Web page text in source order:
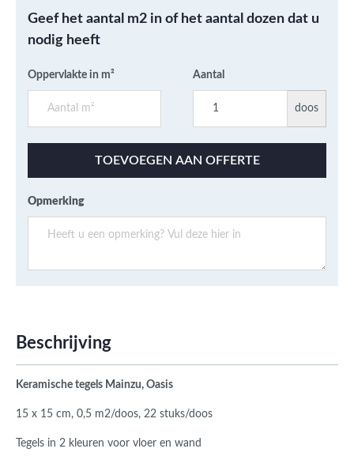
Geef het aantal m2 in of het aantal dozen dat u
nodig heeft
Oppervlakte in m² Aantal
doos
TOEVOEGEN AAN OFFERTE
Opmerking
Beschrijving
Keramische tegels Mainzu, Oasis
15 x 15 cm, 0,5 m2/doos, 22 stuks/doos
Tegels in 2 kleuren voor vloer en wand